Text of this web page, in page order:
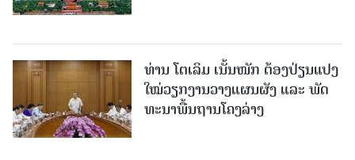
ທ່ານ ໂຕ​ເລິມ ເນັ້ນໜັກ ຕ້ອງ​ປ່ຽນ​ແປງ​
ໃໝ່​ວຽກ​ງານ​ວາງ​ແຜນ​ຜັງ ແລະ ​ພັດ​
ທະ​ນາ​ພື້ນ​ຖານ​ໂຄງ​ລ່າງ